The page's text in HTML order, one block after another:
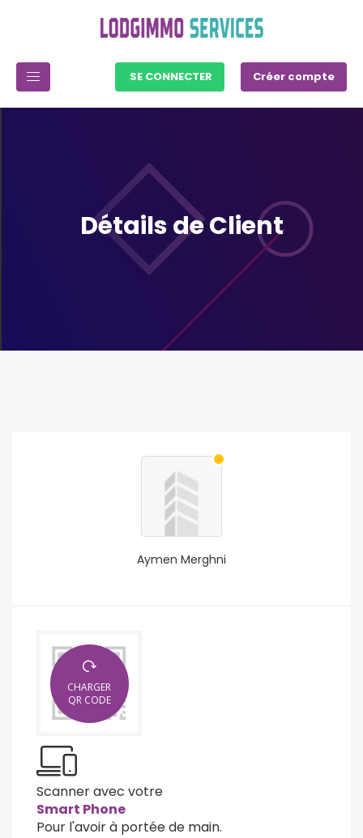
SE CONNECTER Créer compte
Détails de Client
Aymen Merghni
CHARGER
QR CODE
Scanner avec votre
Smart Phone
Pour l'avoir à portée de main.